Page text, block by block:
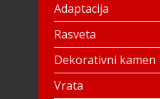
Adaptacija
Rasveta
Dekorativni kamen
Vrata